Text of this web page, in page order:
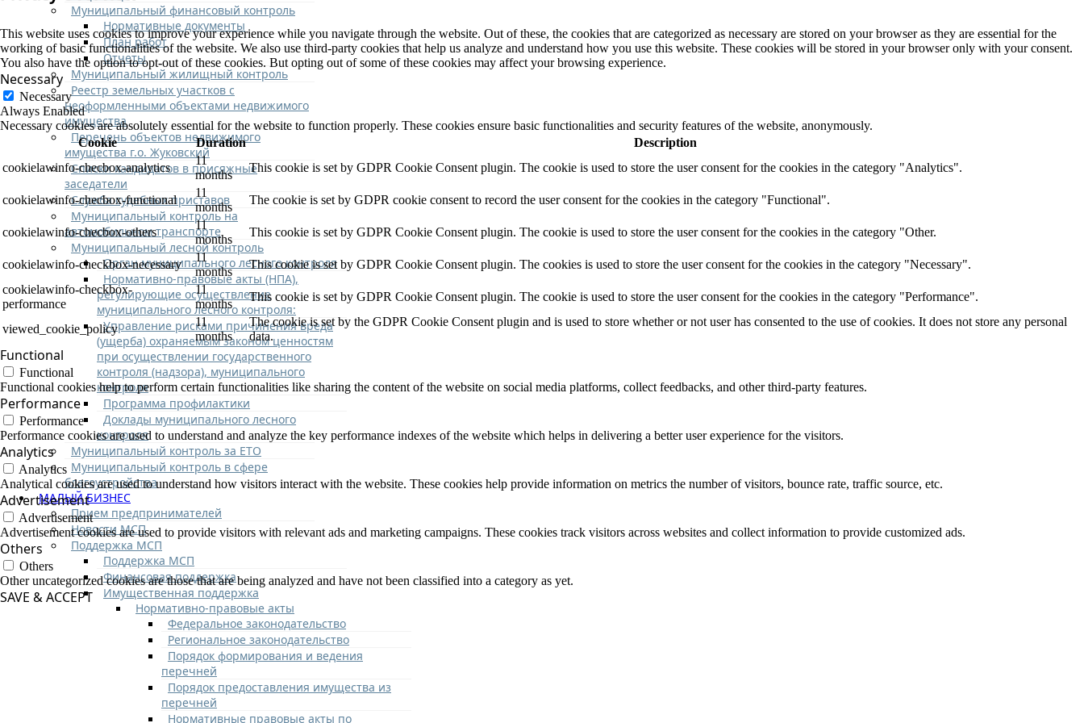
Муниципальный финансовый контроль
Нормативные документы
План работ
Отчеты
Муниципальный жилищный контроль
Реестр земельных участков с
неоформленными объектами недвижимого
имущества
Перечень объектов недвижимого
имущества г.о. Жуковский
Списки кандидатов в присяжные
заседатели
Служба судебных приставов
Муниципальный контроль на
автомобильном транспорте
Муниципальный лесной контроль
Орган муниципального лесного контроля
Нормативно-правовые акты (НПА),
регулирующие осуществление
муниципального лесного контроля:
Управление рисками причинения вреда
(ущерба) охраняемым законом ценностям
при осуществлении государственного
контроля (надзора), муниципального
контроля
Программа профилактики
Доклады муниципального лесного
контроля
Муниципальный контроль за ЕТО
Муниципальный контроль в сфере
благоустройства
МАЛЫЙ БИЗНЕС
Прием предпринимателей
Новости МСП
Поддержка МСП
Поддержка МСП
Финансовая поддержка
Имущественная поддержка
Нормативно-правовые акты
Федеральное законодательство
Региональное законодательство
Порядок формирования и ведения
перечней
Порядок предоставления имущества из
перечней
Нормативные правовые акты по
This website uses cookies to improve your experience while you navigate through the website. Out of these, the cookies that are categorized as necessary are stored on your browser as they are essential for the
working of basic functionalities of the website. We also use third-party cookies that help us analyze and understand how you use this website. These cookies will be stored in your browser only with your consent.
You also have the option to opt-out of these cookies. But opting out of some of these cookies may affect your browsing experience.
Necessary
Necessary
Always Enabled
Necessary cookies are absolutely essential for the website to function properly. These cookies ensure basic functionalities and security features of the website, anonymously.
Cookie
Duration
Description
cookielawinfo-checbox-analytics
11
months
This cookie is set by GDPR Cookie Consent plugin. The cookie is used to store the user consent for the cookies in the category "Analytics".
cookielawinfo-checbox-functional
11
months
The cookie is set by GDPR cookie consent to record the user consent for the cookies in the category "Functional".
cookielawinfo-checbox-others
11
months
This cookie is set by GDPR Cookie Consent plugin. The cookie is used to store the user consent for the cookies in the category "Other.
cookielawinfo-checkbox-necessary
11
months
This cookie is set by GDPR Cookie Consent plugin. The cookies is used to store the user consent for the cookies in the category "Necessary".
cookielawinfo-checkbox-
performance
11
months
This cookie is set by GDPR Cookie Consent plugin. The cookie is used to store the user consent for the cookies in the category "Performance".
viewed_cookie_policy
11
months
The cookie is set by the GDPR Cookie Consent plugin and is used to store whether or not user has consented to the use of cookies. It does not store any personal
data.
Functional
Functional
Functional cookies help to perform certain functionalities like sharing the content of the website on social media platforms, collect feedbacks, and other third-party features.
Performance
Performance
Performance cookies are used to understand and analyze the key performance indexes of the website which helps in delivering a better user experience for the visitors.
Analytics
Analytics
Analytical cookies are used to understand how visitors interact with the website. These cookies help provide information on metrics the number of visitors, bounce rate, traffic source, etc.
Advertisement
Advertisement
Advertisement cookies are used to provide visitors with relevant ads and marketing campaigns. These cookies track visitors across websites and collect information to provide customized ads.
Others
Others
Other uncategorized cookies are those that are being analyzed and have not been classified into a category as yet.
SAVE & ACCEPT